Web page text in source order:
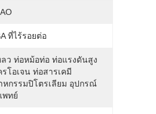
ที่ไร้รอยต่อ
ลว ท่อหม้อท่อ ท่อแรงดันสูง
รโอเจน ท่อสารเคมี
หกรรมปิโตรเลียม อุปกรณ์
พทย์